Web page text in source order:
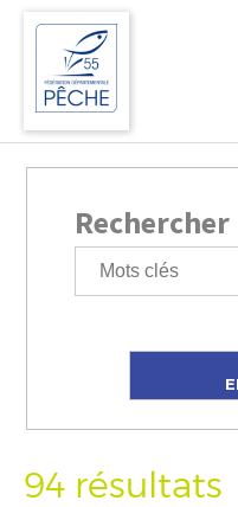
Rechercher
94 résultats